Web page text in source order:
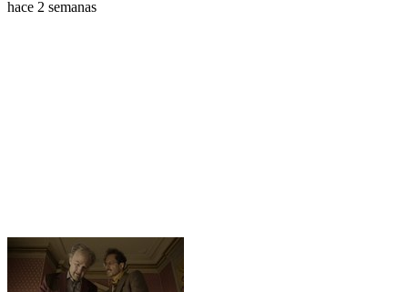
hace 2 semanas